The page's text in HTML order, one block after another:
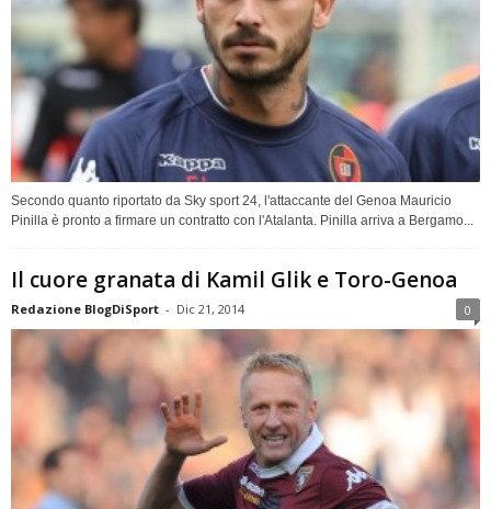
Secondo quanto riportato da Sky sport 24, l'attaccante del Genoa Mauricio
Pinilla è pronto a firmare un contratto con l'Atalanta. Pinilla arriva a Bergamo...
Il cuore granata di Kamil Glik e Toro-Genoa
Redazione BlogDiSport - Dic 21, 2014 0